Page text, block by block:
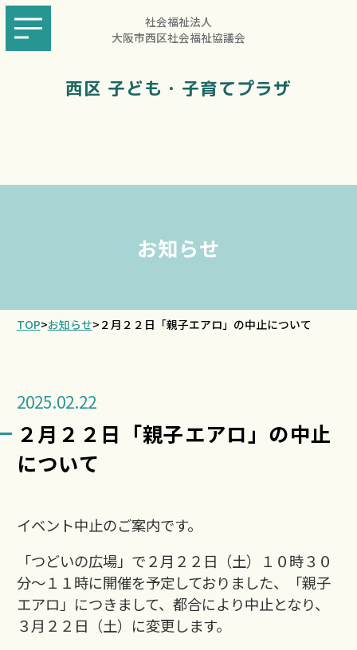
社会福祉法人
大阪市西区社会福祉協議会
西区 子ども・子育てプラザ
お知らせ
TOP>お知らせ> ２月２２日「親子エアロ」の中止について
2025.02.22
２月２２日「親子エアロ」の中止
について
イベント中止のご案内です。
「つどいの広場」で２月２２日（土）１０時３０
分～１１時に開催を予定しておりました、「親子
エアロ」につきまして、都合により中止となり、
３月２２日（土）に変更します。